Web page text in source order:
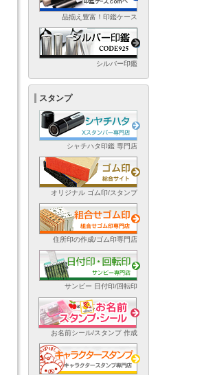
品揃え豊富！印鑑ケース
シルバー印鑑
スタンプ
シャチハタ印鑑 専門店
オリジナル ゴム印/スタンプ
住所印の作成/ゴム印専門店
サンビー 日付印/回転印
お名前シール/スタンプ 作成